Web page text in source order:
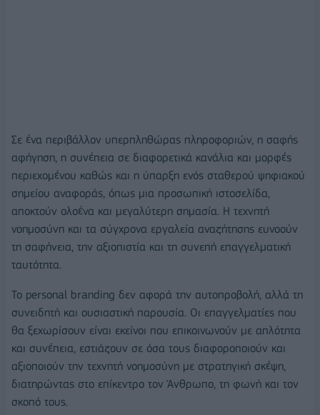
Σε ένα περιβάλλον υπερπληθώρας πληροφοριών, η σαφής
αφήγηση, η συνέπεια σε διαφορετικά κανάλια και μορφές
περιεχομένου καθώς και η ύπαρξη ενός σταθερού ψηφιακού
σημείου αναφοράς, όπως μια προσωπική ιστοσελίδα,
αποκτούν ολοένα και μεγαλύτερη σημασία. Η τεχνητή
νοημοσύνη και τα σύγχρονα εργαλεία αναζήτησης ευνοούν
τη σαφήνεια, την αξιοπιστία και τη συνεπή επαγγελματική
ταυτότητα.
Το personal branding δεν αφορά την αυτοπροβολή, αλλά τη
συνειδητή και ουσιαστική παρουσία. Οι επαγγελματίες που
θα ξεχωρίσουν είναι εκείνοι που επικοινωνούν με απλότητα
και συνέπεια, εστιάζουν σε όσα τους διαφοροποιούν και
αξιοποιούν την τεχνητή νοημοσύνη με στρατηγική σκέψη,
διατηρώντας στο επίκεντρο τον Άνθρωπο, τη φωνή και τον
σκοπό τους.